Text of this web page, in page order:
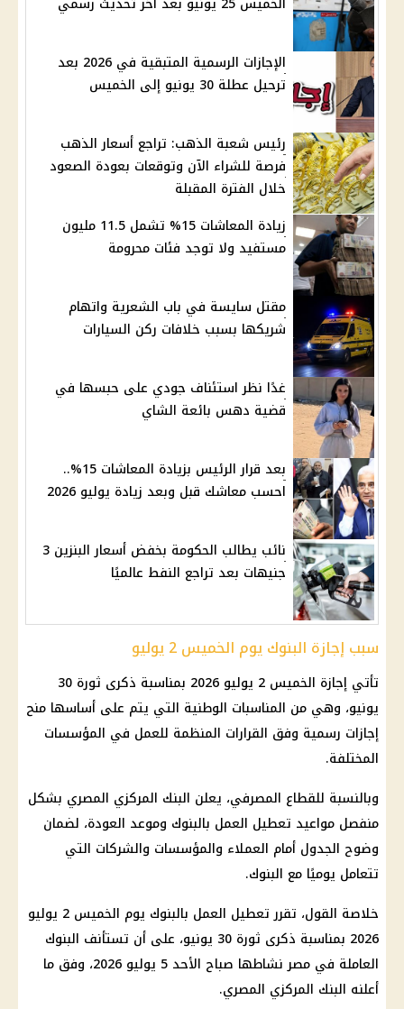
الإجازات الرسمية المتبقية في 2026 بعد
ترحيل عطلة 30 يونيو إلى الخميس
رئيس شعبة الذهب: تراجع أسعار الذهب
فرصة للشراء الآن وتوقعات بعودة الصعود
خلال الفترة المقبلة
زيادة المعاشات 15% تشمل 11.5 مليون
مستفيد ولا توجد فئات محرومة
مقتل سايسة في باب الشعرية واتهام
شريكها بسبب خلافات ركن السيارات
غدًا نظر استئناف جودي على حبسها في
قضية دهس بائعة الشاي
بعد قرار الرئيس بزيادة المعاشات 15%..
احسب معاشك قبل وبعد زيادة يوليو 2026
نائب يطالب الحكومة بخفض أسعار البنزين 3
جنيهات بعد تراجع النفط عالميًا
سبب إجازة البنوك يوم الخميس 2 يوليو
تأتي إجازة الخميس 2 يوليو 2026 بمناسبة ذكرى ثورة 30
يونيو، وهي من المناسبات الوطنية التي يتم على أساسها منح
إجازات رسمية وفق القرارات المنظمة للعمل في المؤسسات
المختلفة.
وبالنسبة للقطاع المصرفي، يعلن البنك المركزي المصري بشكل
منفصل مواعيد تعطيل العمل بالبنوك وموعد العودة، لضمان
وضوح الجدول أمام العملاء والمؤسسات والشركات التي
تتعامل يوميًا مع البنوك.
خلاصة القول، تقرر تعطيل العمل بالبنوك يوم الخميس 2 يوليو
2026 بمناسبة ذكرى ثورة 30 يونيو، على أن تستأنف البنوك
العاملة في مصر نشاطها صباح الأحد 5 يوليو 2026، وفق ما
أعلنه البنك المركزي المصري.